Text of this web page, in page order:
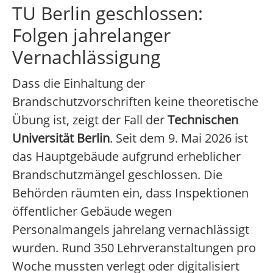
TU Berlin geschlossen:
Folgen jahrelanger
Vernachlässigung
Dass die Einhaltung der
Brandschutzvorschriften keine theoretische
Übung ist, zeigt der Fall derTechnischen
Universität Berlin. Seit dem 9. Mai 2026 ist
das Hauptgebäude aufgrund erheblicher
Brandschutzmängel geschlossen. Die
Behörden räumten ein, dass Inspektionen
öffentlicher Gebäude wegen
Personalmangels jahrelang vernachlässigt
wurden. Rund 350 Lehrveranstaltungen pro
Woche mussten verlegt oder digitalisiert